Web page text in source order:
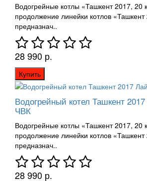
Водогрейные котлы «Ташкент 2017, 20
продолжение линейки котлов «Ташкент
предназнач..
28 990 р.
Купить
Водогрейный котел Ташкент
ЧВК
Водогрейные котлы «Ташкент 2017, 20
продолжение линейки котлов «Ташкент
предназнач..
28 990 р.